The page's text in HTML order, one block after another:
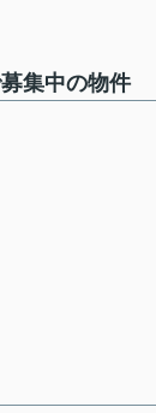
集中の物件